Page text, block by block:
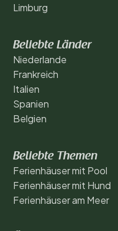
Limburg
Beliebte Länder
Niederlande
Frankreich
Italien
Spanien
Belgien
Beliebte Themen
Ferienhäuser mit Pool
Ferienhäuser mit Hund
Ferienhäuser am Meer